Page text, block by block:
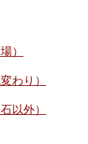
）
わり）
以外）